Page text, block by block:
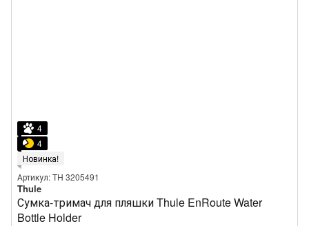
4
4
Новинка!
Артикул: TH 3205491
Thule
Сумка-тримач для пляшки Thule EnRoute Water
Bottle Holder